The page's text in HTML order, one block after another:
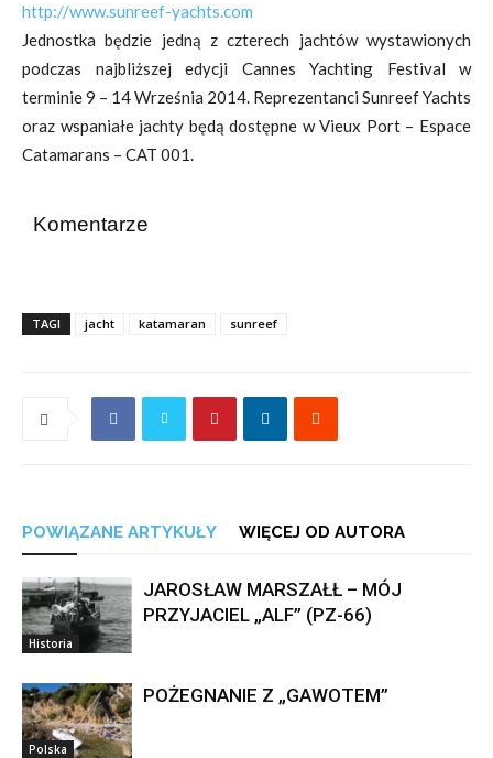
http://www.sunreef-yachts.com
Jednostka będzie jedną z czterech jachtów wystawionych
podczas najbliższej edycji Cannes Yachting Festival w
terminie 9 – 14 Września 2014. Reprezentanci Sunreef Yachts
oraz wspaniałe jachty będą dostępne w Vieux Port – Espace
Catamarans – CAT 001.
Komentarze
TAGI jacht katamaran sunreef
POWIĄZANE ARTYKUŁY WIĘCEJ OD AUTORA
Historia
JAROSŁAW MARSZAŁŁ – MÓJ
PRZYJACIEL „ALF” (PZ-66)
Polska
POŻEGNANIE Z „GAWOTEM”